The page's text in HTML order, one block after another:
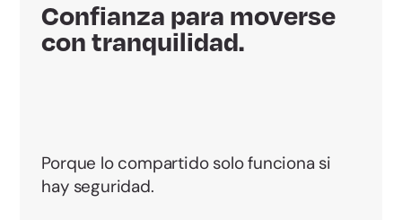
Confianza para moverse
con tranquilidad.
Porque lo compartido solo funciona si
hay seguridad.